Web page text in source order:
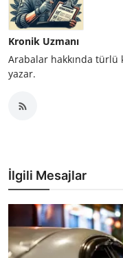
Kronik Uzmanı
Arabalar hakkında
yazar.
İlgili Mesajlar